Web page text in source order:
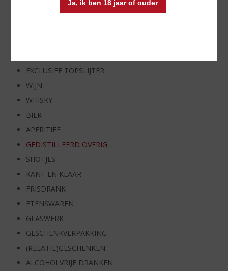
Ja, ik ben 18 jaar of ouder
WHISKY VAN DE MAAND
EXCLUSIEF TOPSLIJTER
WIJN
WHISKY
BIER
APERITIEF
GEDISTILLEERD OVERIG
SHOTJES
KANT EN KLAAR
FRISDRANK
ETENSWAREN
GLASWERK
GESCHENKVERPAKKING
(RELATIE)GESCHENKEN
ALCOHOLVRIJE DRANKEN